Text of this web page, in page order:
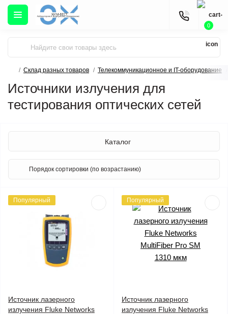
0
Склад разных товаров Телекоммуникационное и IT-оборудование
Источники излучения для
тестирования оптических сетей
Каталог
Популярный
Источник лазерного
излучения Fluke Networks
Популярный
Источник лазерного
излучения Fluke Networks